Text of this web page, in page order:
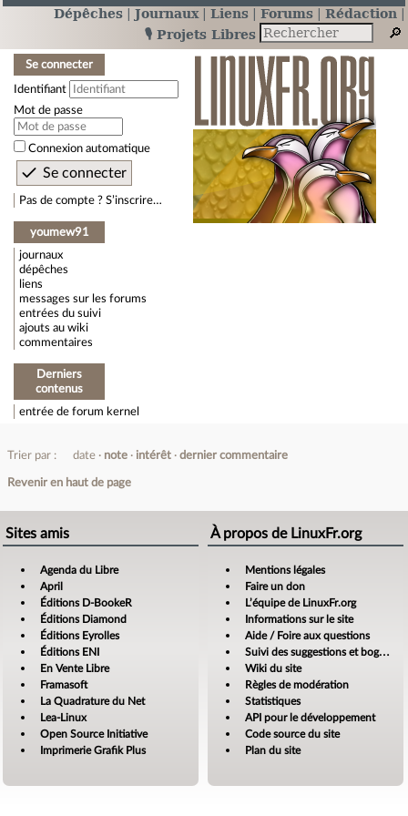
Dépêches Journaux Liens Forums
Rédaction
🎙️ Projets Libres
Se connecter
Identifiant
Mot de passe
Connexion automatique
Pas de compte ? S’inscrire…
youmew91
journaux
dépêches
liens
messages sur les forums
entrées du suivi
ajouts au wiki
commentaires
Derniers
contenus
entrée de forum kernel
Trier par : date note intérêt dernier commentaire
Revenir en haut de page
Sites amis
Agenda du Libre
April
Éditions D-BookeR
Éditions Diamond
Éditions Eyrolles
Éditions ENI
En Vente Libre
Framasoft
La Quadrature du Net
Lea-Linux
Open Source Initiative
Imprimerie Grafik Plus
À propos de LinuxFr.org
Mentions légales
Faire un don
L’équipe de LinuxFr.org
Informations sur le site
Aide / Foire aux questions
Suivi des suggestions et bogues
Wiki du site
Règles de modération
Statistiques
API pour le développement
Code source du site
Plan du site